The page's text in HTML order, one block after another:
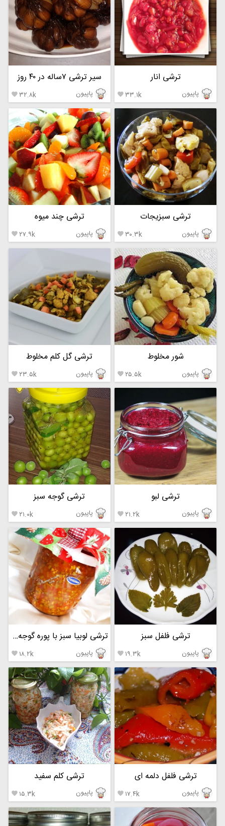
ترشی انار
پاپیون ۳۳.۱k 
سیر ترشی ۷ساله در ۴۰ روز
پاپیون ۳۲.۸k 
ترشی سبزیجات
پاپیون ۳۰.۳k 
ترشی چند میوه
پاپیون ۲۷.۹k 
شور مخلوط
پاپیون ۲۵.۵k 
ترشی گل کلم مخلوط
پاپیون ۲۳.۵k 
ترشی لبو
پاپیون ۲۱.۲k 
ترشی گوجه سبز
پاپیون ۲۱.۰k 
ترشی فلفل سبز
پاپیون ۱۹.۳k 
ترشی لوبیا سبز با پوره گوجه فرنگی
پاپیون ۱۸.۲k 
ترشی فلفل دلمه ای
پاپیون ۱۷.۴k 
ترشی کلم سفید
پاپیون ۱۵.۳k 